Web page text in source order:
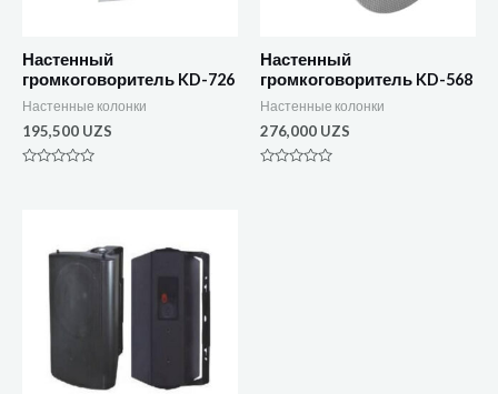
Настенный
громкоговоритель KD-726
Настенные колонки
195,500 UZS
Настенный
громкоговоритель KD-568
Настенные колонки
276,000 UZS